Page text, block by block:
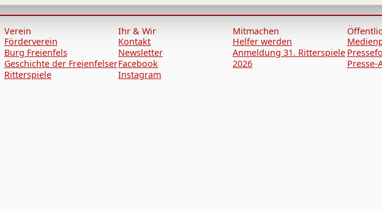
Verein
Förderverein
Burg Freienfels
Geschichte der Freienfelser
Ritterspiele
Ihr & Wir
Kontakt
Newsletter
Facebook
Instagram
Mitmachen
Helfer werden
Anmeldung 31. Ritterspiele
2026